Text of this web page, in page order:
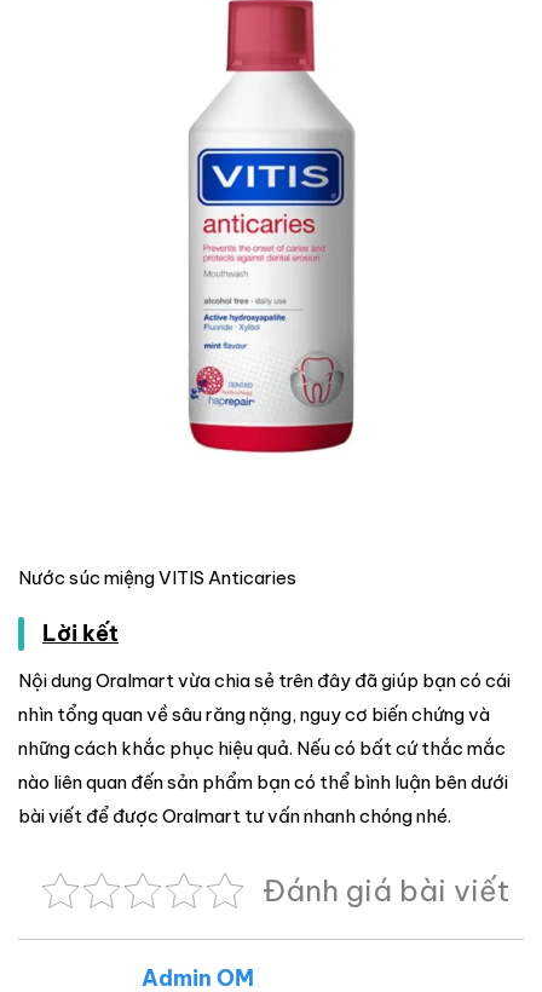
Nước súc miệng VITIS Anticaries
Lời kết
Nội dung Oralmart vừa chia sẻ trên đây đã giúp bạn có cái
nhìn tổng quan về sâu răng nặng, nguy cơ biến chứng và
những cách khắc phục hiệu quả. Nếu có bất cứ thắc mắc
nào liên quan đến sản phẩm bạn có thể bình luận bên dưới
bài viết để được Oralmart tư vấn nhanh chóng nhé.
Đánh giá bài viết
Admin OM